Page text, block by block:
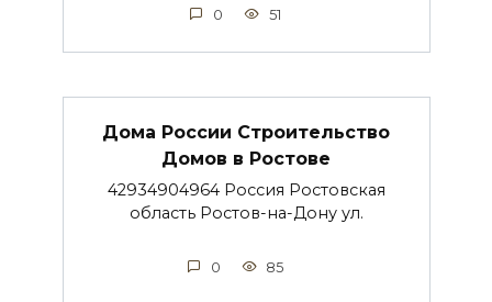
0 51
Дома России Строительство
Домов в Ростове
42934904964 Россия Ростовская
область Ростов-на-Дону ул.
0 85